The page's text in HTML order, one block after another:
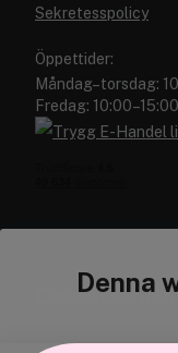
Denna
Sekretesspolicy
Öppettider:
Måndag–torsdag:
Fredag: 10:00–15:00